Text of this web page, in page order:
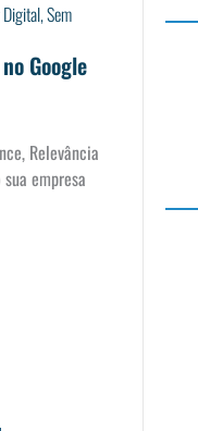
,Sem
Google
Relevância
empresa